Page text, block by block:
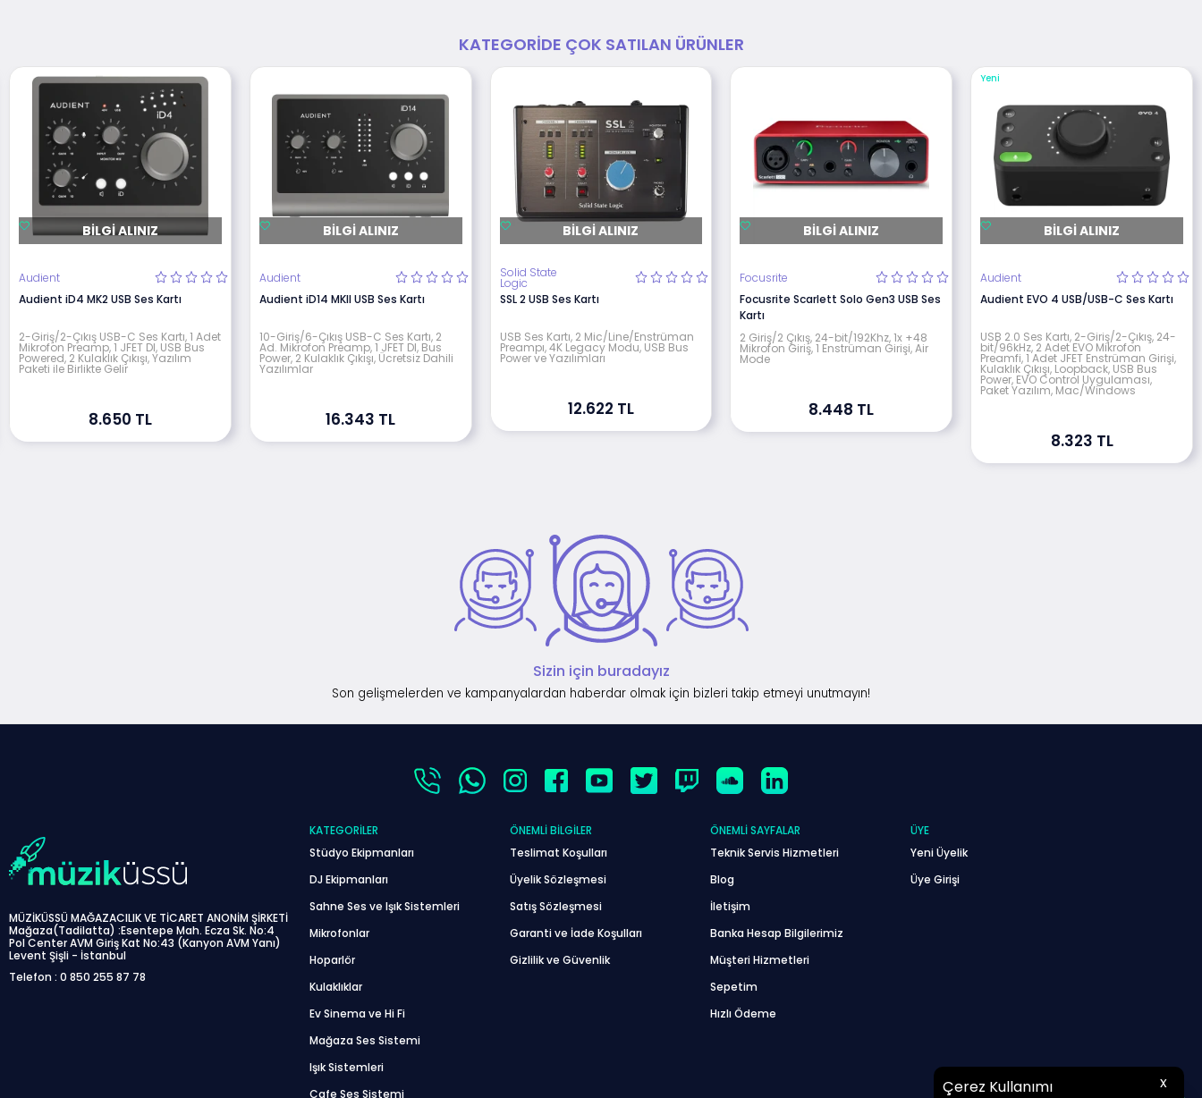
Çerez Kullanımı x
KATEGORIDE ÇOK SATILAN ÜRÜNLER
BILGI ALINIZ
Audient
Audient iD4 MK2 USB Ses Kartı
2-Giriş/2-Çıkış USB-C Ses Kartı, 1 Adet
Mikrofon Preamp, 1 JFET DI, USB Bus
Powered, 2 Kulaklık Çıkışı, Yazılım
Paketi ile Birlikte Gelir
8.650 TL
BILGI ALINIZ
Audient
Audient iD14 MKll USB Ses Kartı
10-Giriş/6-Çıkış USB-C Ses Kartı, 2
Ad. Mikrofon Preamp, 1 JFET DI, Bus
Power, 2 Kulaklık Çıkışı, Ücretsiz Dahili
Yazılımlar
16.343 TL
BILGI ALINIZ
Solid State
Logic
SSL 2 USB Ses Kartı
USB Ses Kartı, 2 Mic/Line/Enstrüman
Preampı, 4K Legacy Modu, USB Bus
Power ve Yazılımları
12.622 TL
BILGI ALINIZ
Focusrite
Focusrite Scarlett Solo Gen3 USB Ses
Kartı
2 Giriş/2 Çıkış, 24-bit/192Khz, 1x +48
Mikrofon Giriş, 1 Enstrüman Girişi, Air
Mode
8.448 TL
Yeni
BILGI ALINIZ
Audient
Audient EVO 4 USB/USB-C Ses Kartı
USB 2.0 Ses Kartı, 2-Giriş/2-Çıkış, 24-
bit/96kHz, 2 Adet EVO Mikrofon
Preamfi, 1 Adet JFET Enstrüman Girişi,
Kulaklık Çıkışı, Loopback, USB Bus
Power, EVO Control Uygulaması,
Paket Yazılım, Mac/Windows
8.323 TL
Sizin için buradayız
Son gelişmelerden ve kampanyalardan haberdar olmak için bizleri takip etmeyi unutmayın!
MÜZİKÜSSÜ MAĞAZACILIK VE TİCARET ANONİM ŞİRKETİ
Mağaza(Tadilatta) :Esentepe Mah. Ecza Sk. No:4
Pol Center AVM Giriş Kat No:43 (Kanyon AVM Yanı)
Levent Şişli - İstanbul
Telefon : 0 850 255 87 78
KATEGORILER
Stüdyo Ekipmanları
DJ Ekipmanları
Sahne Ses ve Işık Sistemleri
Mikrofonlar
Hoparlör
Kulaklıklar
Ev Sinema ve Hi Fi
Mağaza Ses Sistemi
Işık Sistemleri
Cafe Ses Sistemi
ÖNEMLI BILGILER
Teslimat Koşulları
Üyelik Sözleşmesi
Satış Sözleşmesi
Garanti ve İade Koşulları
Gizlilik ve Güvenlik
ÖNEMLI SAYFALAR
Teknik Servis Hizmetleri
Blog
İletişim
Banka Hesap Bilgilerimiz
Müşteri Hizmetleri
Sepetim
Hızlı Ödeme
ÜYE
Yeni Üyelik
Üye Girişi